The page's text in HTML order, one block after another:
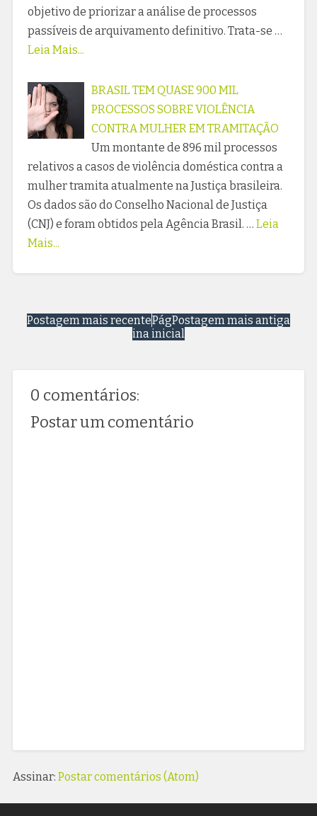
objetivo de priorizar a análise de processos
passíveis de arquivamento definitivo. Trata-se …
Leia Mais...
BRASIL TEM QUASE 900 MIL
PROCESSOS SOBRE VIOLÊNCIA
CONTRA MULHER EM TRAMITAÇÃO
Um montante de 896 mil processos
relativos a casos de violência doméstica contra a
mulher tramita atualmente na Justiça brasileira.
Os dados são do Conselho Nacional de Justiça
(CNJ) e foram obtidos pela Agência Brasil. … Leia
Mais...
Postagem mais recente Postagem mais antiga
Pág
ina inicial
0 comentários:
Postar um comentário
Assinar: Postar comentários (Atom)